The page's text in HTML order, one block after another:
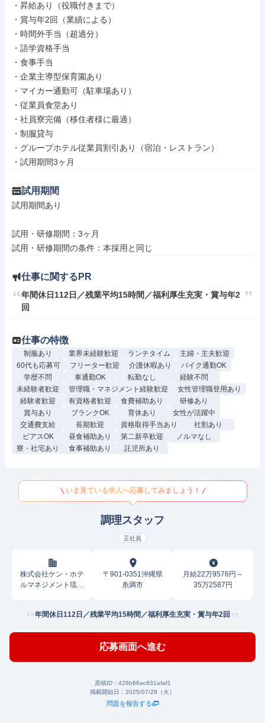
・昇給あり（役職付きまで）
・賞与年2回（業績による）
・時間外手当（超過分）
・語学資格手当
・食事手当
・企業主導型保育園あり
・マイカー通勤可（駐車場あり）
・従業員食堂あり
・社員寮完備（移住者様に最適）
・制服貸与
・グループホテル従業員割引あり（宿泊・レストラン）
・試用期間3ヶ月
試用期間
試用期間あり
試用・研修期間：3ヶ月
仕事に関するPR
年間休日112日／残業平均15時間／福利厚生充実・賞与年2
回
仕事の特徴
制服あり 業界未経験歓迎 ランチタイム
主婦・主夫歓迎
60代も応募可
フリーター歓迎 介護休暇あり
バイク通勤OK
学歴不問
車通勤OK 転勤なし
経験不問
未経験者歓迎
管理職・マネジメント経験歓迎
女性管理職登用あり
経験者歓迎
有資格者歓迎 食費補助あり
研修あり
賞与あり
ブランクOK 育休あり
女性が活躍中
交通費支給
長期歓迎 資格取得手当あり
社割あり
ピアスOK
昼食補助あり 第二新卒歓迎
ノルマなし
寮・社宅あり
食事補助あり 託児所あり
いま見ている求人へ応募してみましょう！
調理スタッフ
正社員
株式会社ケン・ホテ
ルマネジメント琉球
〒901-0351沖縄県
糸満市
月給22万9576円～
35万2587円
年間休日112日／残業平均15時間／福利厚生充実・賞与年2回
応募画面へ進む
原稿ID： 429b66ac631afaf1
掲載開始日： 2025/07/29（火）
問題を報告する